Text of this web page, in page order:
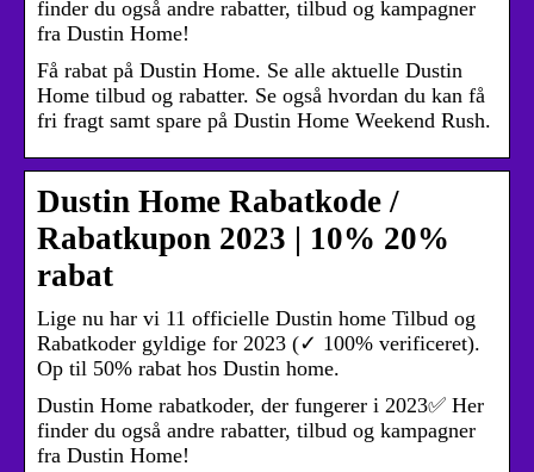
finder du også andre rabatter, tilbud og kampagner
fra Dustin Home!
Få rabat på Dustin Home. Se alle aktuelle Dustin
Home tilbud og rabatter. Se også hvordan du kan få
fri fragt samt spare på Dustin Home Weekend Rush.
Dustin Home Rabatkode /
Rabatkupon 2023 | 10% 20%
rabat
Lige nu har vi 11 officielle Dustin home Tilbud og
Rabatkoder gyldige for 2023 (✓ 100% verificeret).
Op til 50% rabat hos Dustin home.
Dustin Home rabatkoder, der fungerer i 2023✅ Her
finder du også andre rabatter, tilbud og kampagner
fra Dustin Home!